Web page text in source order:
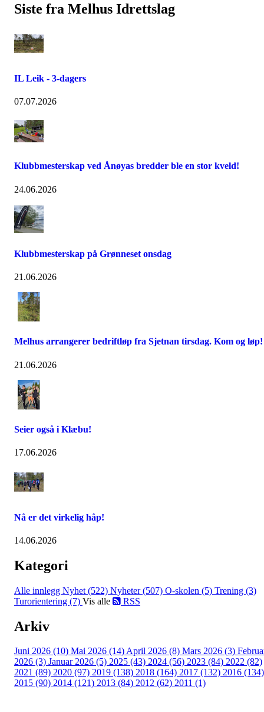
Siste fra Melhus Idrettslag
IL Leik - 3-dagers
07.07.2026
Klubbmesterskap ved Ånøyas bredder ble en stor kveld!
24.06.2026
Klubbmesterskap på Grønneset onsdag
21.06.2026
Melhus arrangerer bedriftløp fra Sjetnan tirsdag. Kom og løp!
21.06.2026
Seier også i Klæbu!
17.06.2026
Nå er det virkelig håp!
14.06.2026
Kategori
Alle innlegg Nyhet (522) Nyheter (507) O-skolen (5) Trening (3)
Turorientering (7) Vis alle RSS
Arkiv
Juni 2026 (10) Mai 2026 (14)April 2026 (8) Mars 2026 (3)
2026 (3) Januar 2026 (5) 2025 (43) 2024 (56) 2023 (84) 2022 (82)
2021 (89) 2020 (97) 2019 (138) 2018 (164) 2017 (132) 2016 (134)
2015 (90) 2014 (121) 2013 (84) 2012 (62) 2011 (1)